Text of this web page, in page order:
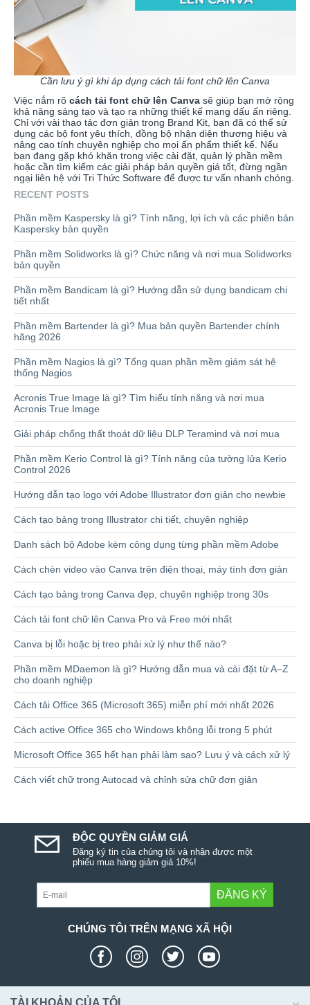
Cần lưu ý gì khi áp dụng cách tải font chữ lên Canva
Việc nắm rõ cách tải font chữ lên Canva sẽ giúp bạn mở rộng
khả năng sáng tạo và tạo ra những thiết kế mang dấu ấn riêng.
Chỉ với vài thao tác đơn giản trong Brand Kit, bạn đã có thể sử
dụng các bộ font yêu thích, đồng bộ nhận diện thương hiệu và
nâng cao tính chuyên nghiệp cho mọi ấn phẩm thiết kế. Nếu
bạn đang gặp khó khăn trong việc cài đặt, quản lý phần mềm
hoặc cần tìm kiếm các giải pháp bản quyền giá tốt, đừng ngần
ngại liên hệ với Tri Thức Software để được tư vấn nhanh chóng.
RECENT POSTS
Phần mềm Kaspersky là gì? Tính năng, lợi ích và các phiên bản
Kaspersky bản quyền
Phần mềm Solidworks là gì? Chức năng và nơi mua Solidworks
bản quyền
Phần mềm Bandicam là gì? Hướng dẫn sử dụng bandicam chi
tiết nhất
Phần mềm Bartender là gì? Mua bản quyền Bartender chính
hãng 2026
Phần mềm Nagios là gì? Tổng quan phần mềm giám sát hệ
thống Nagios
Acronis True Image là gì? Tìm hiểu tính năng và nơi mua
Acronis True Image
Giải pháp chống thất thoát dữ liệu DLP Teramind và nơi mua
Phần mềm Kerio Control là gì? Tính năng của tường lửa Kerio
Control 2026
Hướng dẫn tạo logo với Adobe Illustrator đơn giản cho newbie
Cách tạo bảng trong Illustrator chi tiết, chuyên nghiệp
Danh sách bộ Adobe kèm công dụng từng phần mềm Adobe
Cách chèn video vào Canva trên điện thoại, máy tính đơn giản
Cách tạo bảng trong Canva đẹp, chuyên nghiệp trong 30s
Cách tải font chữ lên Canva Pro và Free mới nhất
Canva bị lỗi hoặc bị treo phải xử lý như thế nào?
Phần mềm MDaemon là gì? Hướng dẫn mua và cài đặt từ A–Z
cho doanh nghiệp
Cách tải Office 365 (Microsoft 365) miễn phí mới nhất 2026
Cách active Office 365 cho Windows không lỗi trong 5 phút
Microsoft Office 365 hết hạn phải làm sao? Lưu ý và cách xử lý
Cách viết chữ trong Autocad và chỉnh sửa chữ đơn giản
ĐỘC QUYỀN GIẢM GIÁ
Đăng ký tin của chúng tôi và nhận được một
phiếu mua hàng giảm giá 10%!
ĐĂNG KÝ
CHÚNG TÔI TRÊN MẠNG XÃ HỘI
TÀI KHOẢN CỦA TÔI